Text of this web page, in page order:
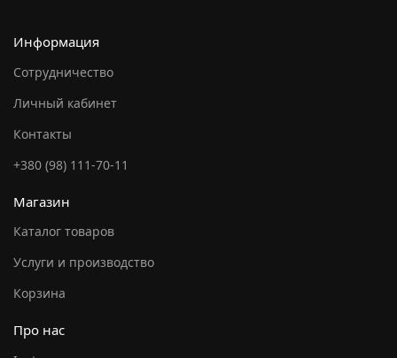
Информация
Сотрудничество
Личный кабинет
Контакты
+380 (98) 111-70-11
Магазин
Каталог товаров
Услуги и производство
Корзина
Про нас